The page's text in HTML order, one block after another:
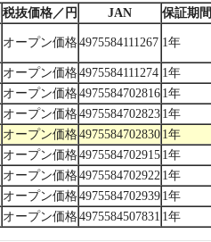
税抜価格／円 JAN
保証期間
オープン価格4975584111267 1年
オープン価格4975584111274 1年
オープン価格4975584702816 1年
オープン価格4975584702823 1年
オープン価格4975584702830 1年
オープン価格4975584702915 1年
オープン価格4975584702922 1年
オープン価格4975584702939 1年
オープン価格4975584507831 1年